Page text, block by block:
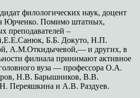
филологических наук, доцент
Юрченко. Помимо штатных,
преподавателей –
Б.Б. Докуто, Н.П.
А.М.Откидычевой,— и других, в
филиала принимают активное
вуза — профессора О.А.
Н.В. Барышников, В.В.
Переяшкина и А.В. Раздуев.